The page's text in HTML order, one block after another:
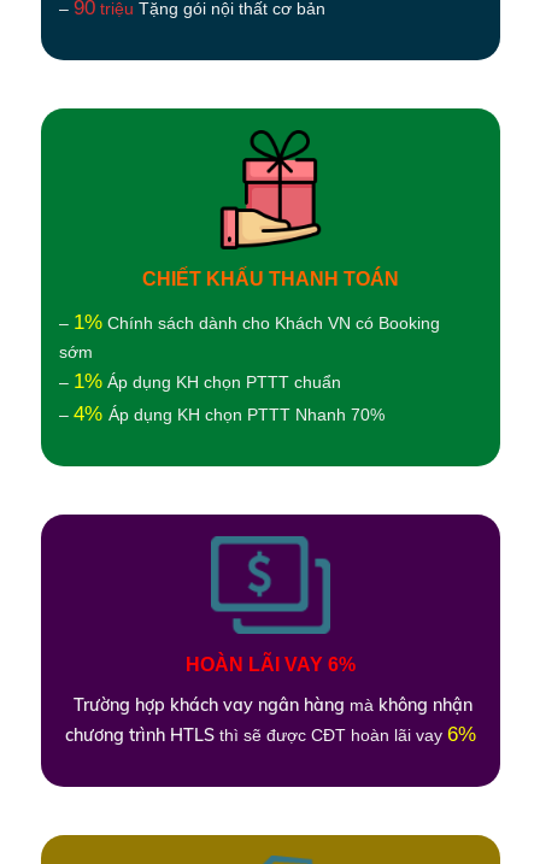
– 90 triệu Tặng gói nội thất cơ bản
CHIẾT KHẤU THANH TOÁN
– 1% Chính sách dành cho Khách VN có Booking
sớm
– 1% Áp dụng KH chọn PTTT chuẩn
– 4% Áp dụng KH chọn PTTT Nhanh 70%
HOÀN LÃI VAY 6%
Trường hợp khách vay ngân hàng mà không nhận
chương trình HTLS thì sẽ được CĐT hoàn lãi vay 6%